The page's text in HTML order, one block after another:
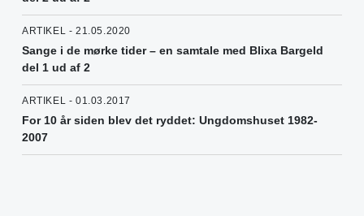
ARTIKEL - 21.05.2020
Sange i de mørke tider – en samtale med Blixa Bargeld
del 1 ud af 2
ARTIKEL - 01.03.2017
For 10 år siden blev det ryddet: Ungdomshuset 1982-
2007